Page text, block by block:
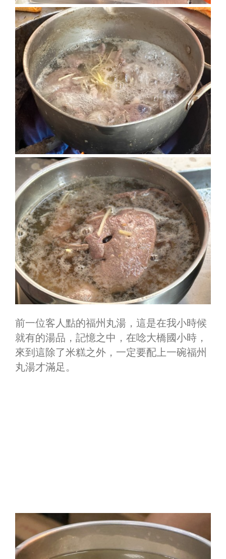
前一位客人點的福州丸湯，這是在我小時候
就有的湯品，記憶之中，在唸大橋國小時，
來到這除了米糕之外，一定要配上一碗福州
丸湯才滿足。